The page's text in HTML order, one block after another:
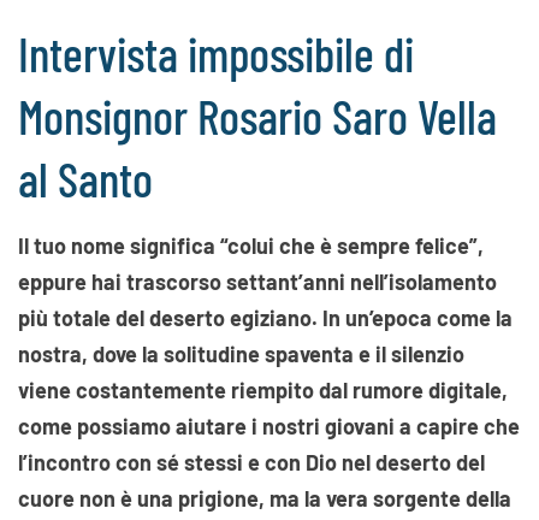
Intervista impossibile di
Monsignor Rosario Saro Vella
al Santo
Il tuo nome significa “colui che è sempre felice”,
eppure hai trascorso settant’anni nell’isolamento
più totale del deserto egiziano. In un’epoca come la
nostra, dove la solitudine spaventa e il silenzio
viene costantemente riempito dal rumore digitale,
come possiamo aiutare i nostri giovani a capire che
l’incontro con sé stessi e con Dio nel deserto del
cuore non è una prigione, ma la vera sorgente della